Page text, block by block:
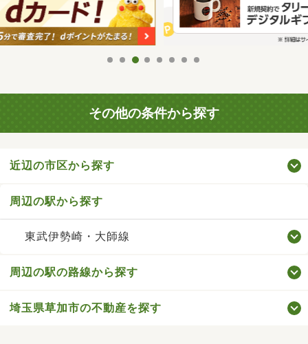
その他の条件から探す
近辺の市区から探す
周辺の駅から探す
東武伊勢崎・大師線
周辺の駅の路線から探す
埼玉県草加市の不動産を探す